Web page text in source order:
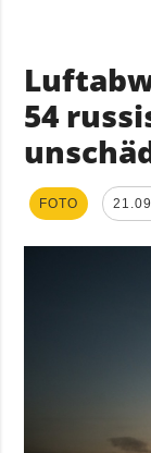
54
FOTO